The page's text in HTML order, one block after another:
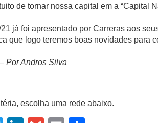
de tornar nossa capital em a “Capital
já foi apresentado por Carreras aos
que logo teremos boas novidades para
Por Andros Silva
escolha uma rede abaixo.